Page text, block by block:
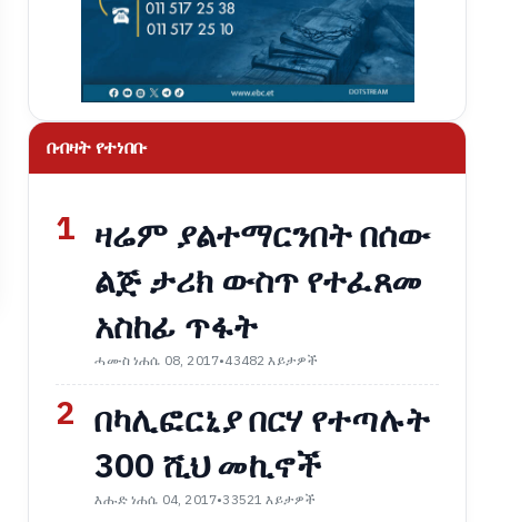
በብዛት የተነበቡ
1 ዛሬም ያልተማርንበት በሰው
ልጅ ታሪክ ውስጥ የተፈጸመ
አስከፊ ጥፋት
ሓሙስ ነሐሴ 08, 2017•43482 እይታዎች
2 በካሊፎርኒያ በርሃ የተጣሉት
300 ሺህ መኪኖች
እሑድ ነሐሴ 04, 2017•33521 እይታዎች